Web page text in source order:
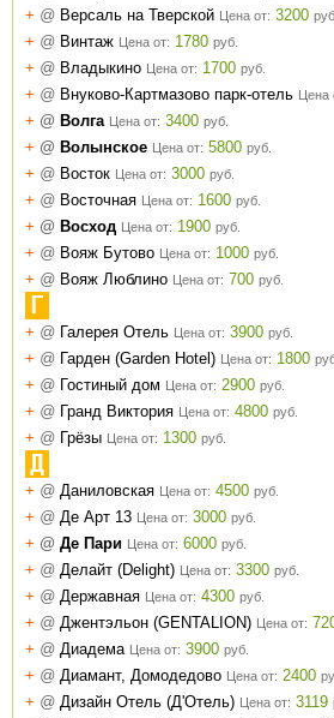
+ @ Версаль на Тверской Цена от: 3200 руб.
+ @ Винтаж Цена от: 1780 руб.
+ @ Владыкино Цена от: 1700 руб.
+ @ Внуково-Картмазово парк-отель Цена
+ @ Волга Цена от: 3400 руб.
+ @ Волынское Цена от: 5800 руб.
+ @ Восток Цена от: 3000 руб.
+ @ Восточная Цена от: 1600 руб.
+ @ Восход Цена от: 1900 руб.
+ @ Вояж Бутово Цена от: 1000 руб.
+ @ Вояж Люблино Цена от: 700 руб.
Г
+ @ Галерея Отель Цена от: 3900 руб.
+ @ Гарден (Garden Hotel) Цена от: 1800
+ @ Гостиный дом Цена от: 2900 руб.
+ @ Гранд Виктория Цена от: 4800 руб.
+ @ Грёзы Цена от: 1300 руб.
Д
+ @ Даниловская Цена от: 4500 руб.
+ @ Де Арт 13 Цена от: 3000 руб.
+ @ Де Пари Цена от: 6000 руб.
+ @ Делайт (Delight) Цена от: 3300 руб.
+ @ Державная Цена от: 4300 руб.
+ @ Джентэльон (GENTALION) Цена от:
+ @ Диадема Цена от: 3900 руб.
+ @ Диамант, Домодедово Цена от: 2400
+ @ Дизайн Отель (Д'Отель) Цена от: 3119